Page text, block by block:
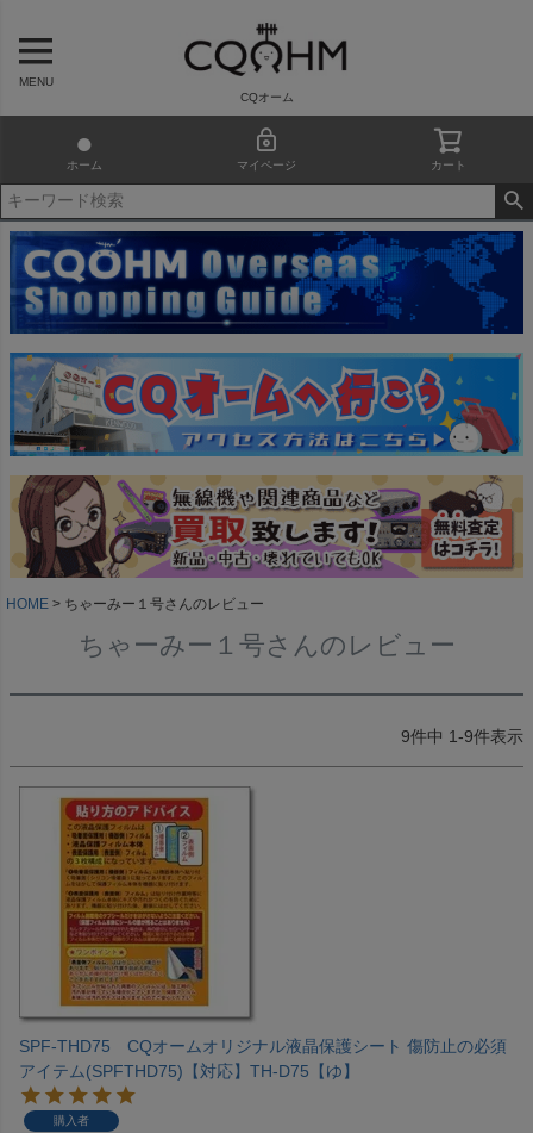
MENU
CQオーム
ホーム マイページ カート
HOME ちゃーみー１号さんのレビュー
ちゃーみー１号さんのレビュー
9件中 1-9件表示
SPF-THD75 CQオームオリジナル液晶保護シート 傷防止の必須
アイテム(SPFTHD75)【対応】TH-D75【ゆ】
購入者